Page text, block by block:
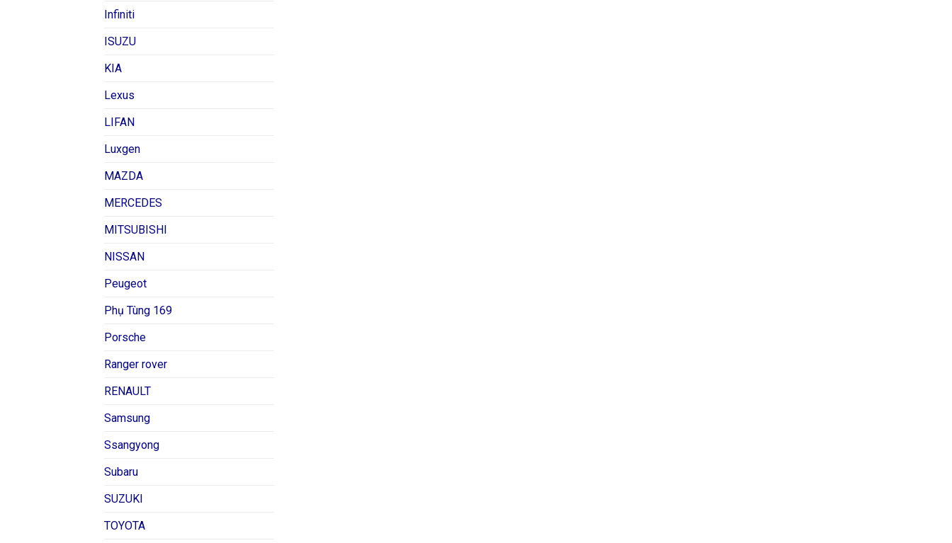
Infiniti
ISUZU
KIA
Lexus
LIFAN
Luxgen
MAZDA
MERCEDES
MITSUBISHI
NISSAN
Peugeot
Phụ Tùng 169
Porsche
Ranger rover
RENAULT
Samsung
Ssangyong
Subaru
SUZUKI
TOYOTA